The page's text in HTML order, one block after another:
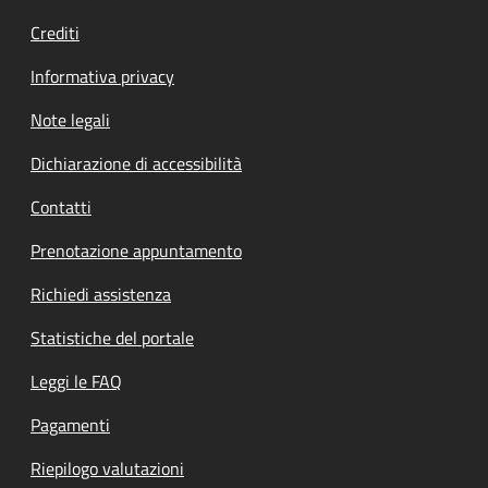
Crediti
Informativa privacy
Note legali
Dichiarazione di accessibilità
Contatti
Prenotazione appuntamento
Richiedi assistenza
Statistiche del portale
Leggi le FAQ
Pagamenti
Riepilogo valutazioni